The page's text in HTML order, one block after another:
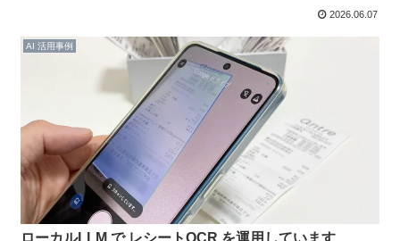
2026.06.07
AI 活用事例